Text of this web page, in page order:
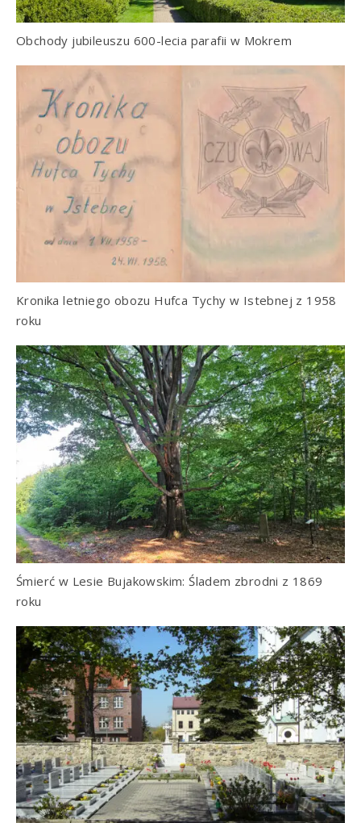
Obchody jubileuszu 600-lecia parafii w Mokrem
Kronika letniego obozu Hufca Tychy w Istebnej z 1958
roku
Śmierć w Lesie Bujakowskim: Śladem zbrodni z 1869
roku